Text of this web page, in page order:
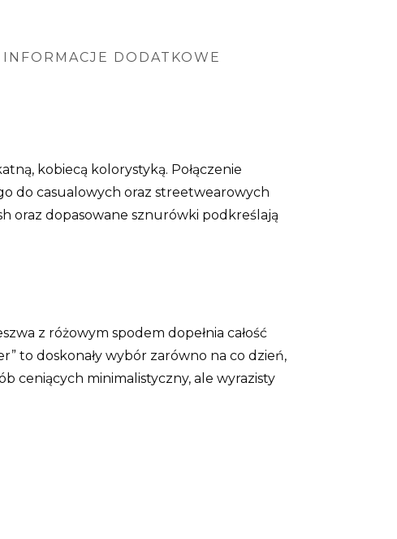
INFORMACJE DODATKOWE
kobiecą kolorystyką. Połączenie
do casualowych oraz streetwearowych
oraz dopasowane sznurówki podkreślają
z różowym spodem dopełnia całość
to doskonały wybór zarówno na co dzień,
ceniących minimalistyczny, ale wyrazisty